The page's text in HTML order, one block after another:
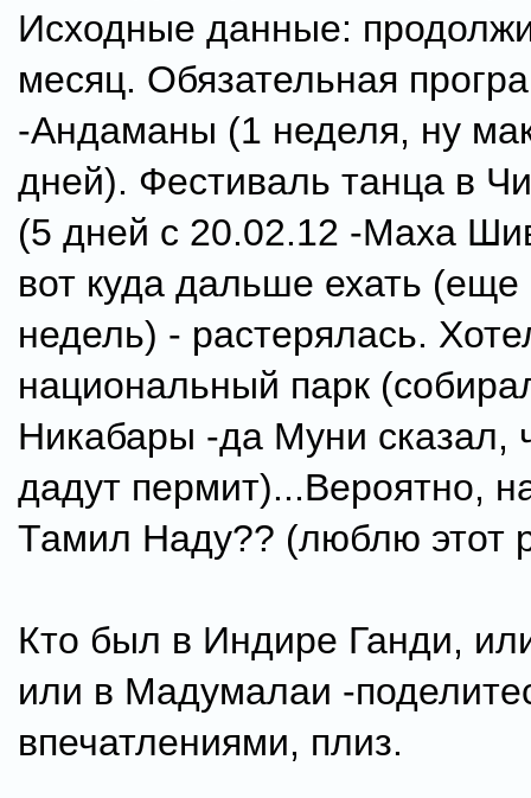
Исходные данные:
месяц. Обязательная
-Андаманы (1 неделя, ну
дней). Фестиваль танца в
(5 дней с 20.02.12 -Маха
вот куда дальше ехать (еще
недель) - растерялась.
национальный парк
Никабары -да Муни сказал,
дадут пермит)...Вероятно,
Тамил Наду?? (люблю этот
Кто был в Индире Ганди,
или в Мадумалаи -
впечатлениями, плиз.